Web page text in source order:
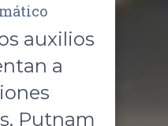
auxilios
a
Putnam